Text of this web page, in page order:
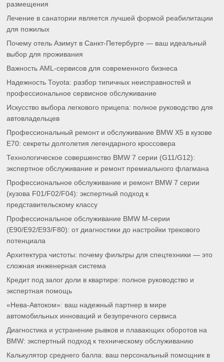
размещения
Лечение в санатории является лучшей формой реабилитации
для пожилых
Почему отель Азимут в Санкт-Петербурге — ваш идеальный
выбор для проживания
Важность AML-сервисов для современного бизнеса
Надежность Toyota: разбор типичных неисправностей и
профессиональное сервисное обслуживание
Искусство выбора легкового прицепа: полное руководство для
автовладельцев
Профессиональный ремонт и обслуживание BMW X5 в кузове
E70: секреты долголетия легендарного кроссовера
Технологическое совершенство BMW 7 серии (G11/G12):
экспертное обслуживание и ремонт премиального флагмана
Профессиональное обслуживание и ремонт BMW 7 серии
(кузова F01/F02/F04): экспертный подход к
представительскому классу
Профессиональное обслуживание BMW M-серии
(E90/E92/E93/F80): от диагностики до настройки трекового
потенциала
Архитектура чистоты: почему фильтры для спецтехники — это
сложная инженерная система
Кредит под залог доли в квартире: полное руководство и
экспертная помощь
«Нева-Автоком»: ваш надежный партнер в мире
автомобильных инноваций и безупречного сервиса
Диагностика и устранение рывков и плавающих оборотов на
BMW: экспертный подход к техническому обслуживанию
Калькулятор среднего балла: ваш персональный помощник в